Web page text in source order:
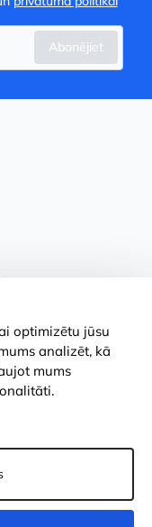
Abonējiet
politika
un nosacījumi
iestatījumi
optimizētu jūsu
analizēt, kā
mums